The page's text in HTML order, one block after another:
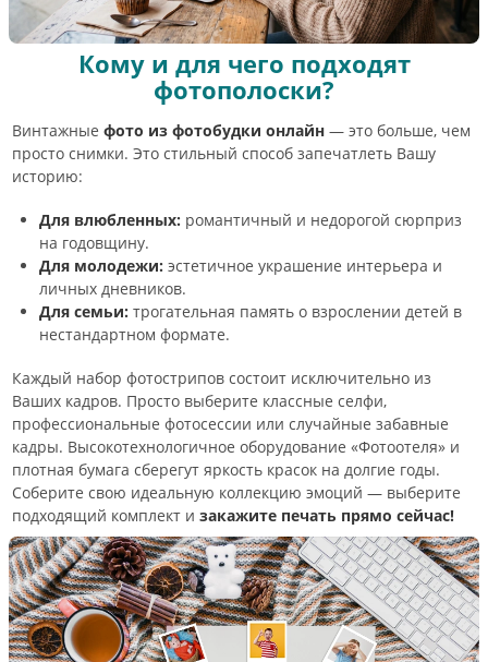
Кому и для чего подходят
фотополоски?
Винтажные фото из фотобудки онлайн — это больше, чем
просто снимки. Это стильный способ запечатлеть Вашу
историю:
Для влюбленных: романтичный и недорогой сюрприз
на годовщину.
Для молодежи: эстетичное украшение интерьера и
личных дневников.
Для семьи: трогательная память о взрослении детей в
нестандартном формате.
Каждый набор фотострипов состоит исключительно из
Ваших кадров. Просто выберите классные селфи,
профессиональные фотосессии или случайные забавные
кадры. Высокотехнологичное оборудование «Фотоотеля» и
плотная бумага сберегут яркость красок на долгие годы.
Соберите свою идеальную коллекцию эмоций — выберите
подходящий комплект и закажите печать прямо сейчас!